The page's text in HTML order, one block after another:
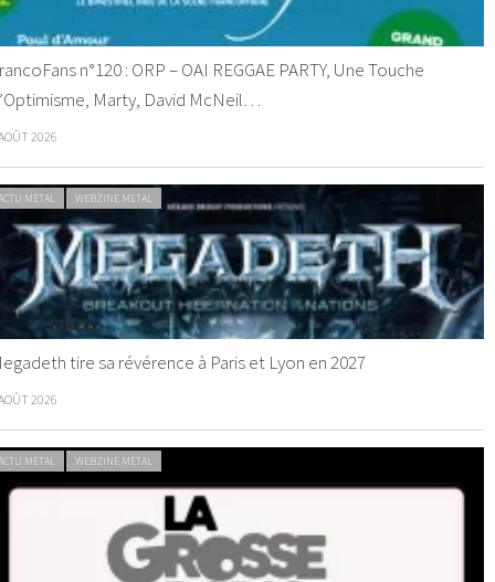
n°120 : ORP – OAI REGGAE PARTY, Une Touche
Marty, David McNeil…
2026
METAL WEBZINE METAL
tire sa révérence à Paris et Lyon en 2027
2026
METAL WEBZINE METAL